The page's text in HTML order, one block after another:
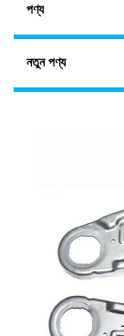
পণ্য
নতুন পণ্য